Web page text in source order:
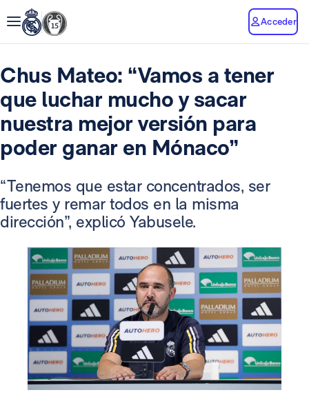
Acceder
Chus Mateo: “Vamos a tener
que luchar mucho y sacar
nuestra mejor versión para
poder ganar en Mónaco”
“Tenemos que estar concentrados, ser
fuertes y remar todos en la misma
dirección”, explicó Yabusele.